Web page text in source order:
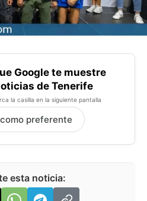
Google te muestre
de Tenerife
la casilla en la siguiente pantalla
preferente
esta noticia: